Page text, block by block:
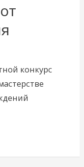
конкурс